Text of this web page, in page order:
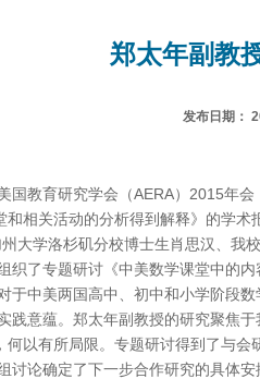
郑太年副教
发布日期：
国教育研究学会（AERA）2015年
和相关活动的分析得到解释》的学
大学洛杉矶分校博士生肖思汉、我
织了专题研讨《中美数学课堂中的
于中美两国高中、初中和小学阶段
践意蕴。郑太年副教授的研究聚焦
何以有所局限。专题研讨得到了与
讨论确定了下一步合作研究的具体安